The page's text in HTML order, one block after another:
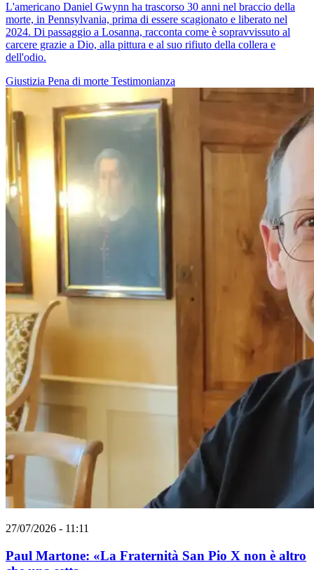
L'americano Daniel Gwynn ha trascorso 30 anni nel braccio della
morte, in Pennsylvania, prima di essere scagionato e liberato nel
2024. Di passaggio a Losanna, racconta come è sopravvissuto al
carcere grazie a Dio, alla pittura e al suo rifiuto della collera e
dell'odio.
Giustizia Pena di morte Testimonianza
27/07/2026 - 11:11
Paul Martone: «La Fraternità San Pio X non è altro